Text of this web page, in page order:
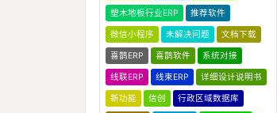
塑木地板行业ERP 推荐软件
微信小程序 未解决问题 文档下载
喜鹊ERP 喜鹊软件 系统对接
线联ERP 线束ERP 详细设计说明书
新功能 信创 行政区域数据库